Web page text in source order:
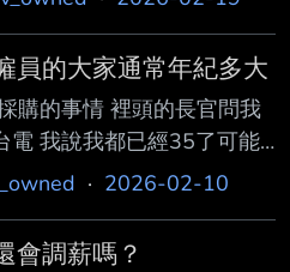
員的大家通常年紀多大
購的事情 裡頭的長官問我
電 我說我都已經35了可能
多考進來的員工差不多這
· 2026-02-10
會調薪嗎？